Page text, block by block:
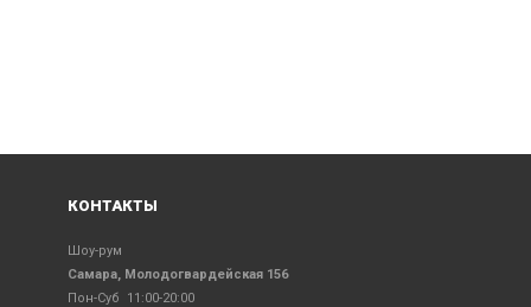
КОНТАКТЫ
Шоу-рум
Самара, Молодогвардейская 156
Пон-Суб 11:00-20:00